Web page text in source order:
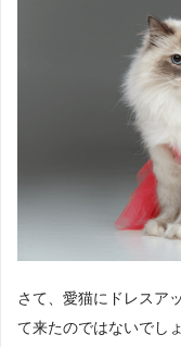
さて、愛猫にドレスア
て来たのではないでし